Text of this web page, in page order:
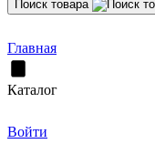
Поиск товара
Главная
Каталог
Войти